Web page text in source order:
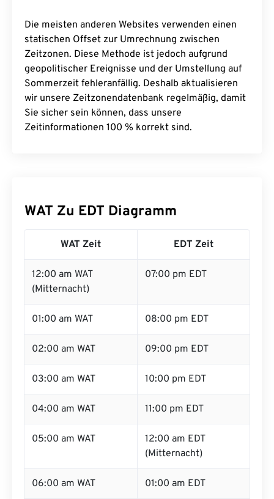
Die meisten anderen Websites verwenden einen
statischen Offset zur Umrechnung zwischen
Zeitzonen. Diese Methode ist jedoch aufgrund
geopolitischer Ereignisse und der Umstellung auf
Sommerzeit fehleranfällig. Deshalb aktualisieren
wir unsere Zeitzonendatenbank regelmäßig, damit
Sie sicher sein können, dass unsere
Zeitinformationen 100 % korrekt sind.
WAT Zu EDT Diagramm
WAT Zeit EDT Zeit
12:00 am WAT
(Mitternacht)
07:00 pm EDT
01:00 am WAT 08:00 pm EDT
02:00 am WAT 09:00 pm EDT
03:00 am WAT 10:00 pm EDT
04:00 am WAT 11:00 pm EDT
05:00 am WAT
12:00 am EDT
(Mitternacht)
06:00 am WAT 01:00 am EDT